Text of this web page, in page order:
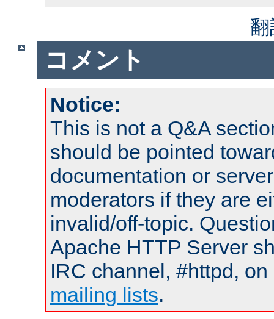
コメント
Notice:
This is not a Q&A
should be pointed
documentation or
moderators if they are
invalid/off-topic.
Apache HTTP Server
IRC channel, #httpd,
mailing lists.